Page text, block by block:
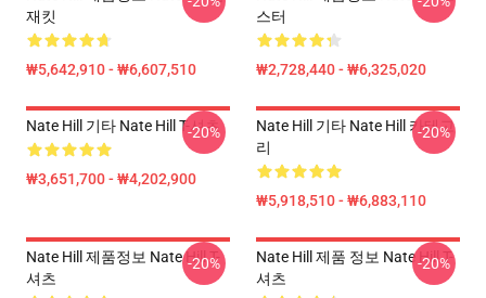
재킷
₩5,642,910 - ₩6,607,510
스터
₩2,728,440 - ₩6,325,020
Nate Hill 기타 Nate Hill T-셔츠
₩3,651,700 - ₩4,202,900
-20%
Nate Hill 기타 Nate Hill 카테고
리
₩5,918,510 - ₩6,883,110
-20%
Nate Hill 제품정보 Nate Hill T-
셔츠
-20%
Nate Hill 제품 정보 Nate Hill T-
셔츠
-20%